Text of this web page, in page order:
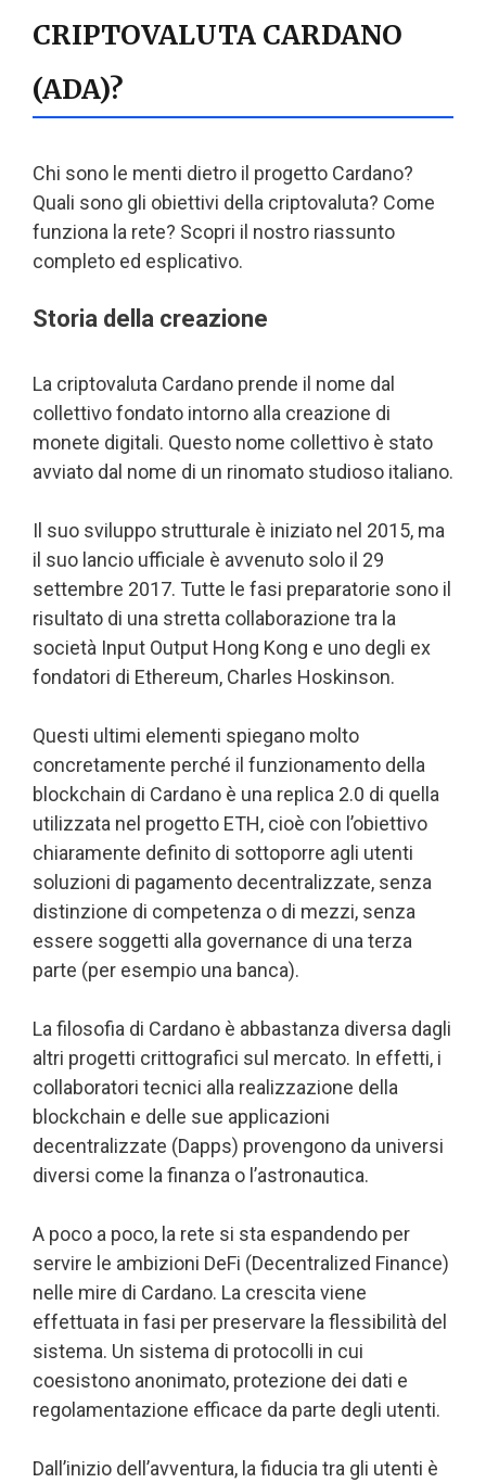
CRIPTOVALUTA CARDANO
(ADA)?
Chi sono le menti dietro il progetto Cardano?
Quali sono gli obiettivi della criptovaluta? Come
funziona la rete? Scopri il nostro riassunto
completo ed esplicativo.
Storia della creazione
La criptovaluta Cardano prende il nome dal
collettivo fondato intorno alla creazione di
monete digitali. Questo nome collettivo è stato
avviato dal nome di un rinomato studioso italiano.
Il suo sviluppo strutturale è iniziato nel 2015, ma
il suo lancio ufficiale è avvenuto solo il 29
settembre 2017. Tutte le fasi preparatorie sono il
risultato di una stretta collaborazione tra la
società Input Output Hong Kong e uno degli ex
fondatori di Ethereum, Charles Hoskinson.
Questi ultimi elementi spiegano molto
concretamente perché il funzionamento della
blockchain di Cardano è una replica 2.0 di quella
utilizzata nel progetto ETH, cioè con l’obiettivo
chiaramente definito di sottoporre agli utenti
soluzioni di pagamento decentralizzate, senza
distinzione di competenza o di mezzi, senza
essere soggetti alla governance di una terza
parte (per esempio una banca).
La filosofia di Cardano è abbastanza diversa dagli
altri progetti crittografici sul mercato. In effetti, i
collaboratori tecnici alla realizzazione della
blockchain e delle sue applicazioni
decentralizzate (Dapps) provengono da universi
diversi come la finanza o l’astronautica.
A poco a poco, la rete si sta espandendo per
servire le ambizioni DeFi (Decentralized Finance)
nelle mire di Cardano. La crescita viene
effettuata in fasi per preservare la flessibilità del
sistema. Un sistema di protocolli in cui
coesistono anonimato, protezione dei dati e
regolamentazione efficace da parte degli utenti.
Dall’inizio dell’avventura, la fiducia tra gli utenti è